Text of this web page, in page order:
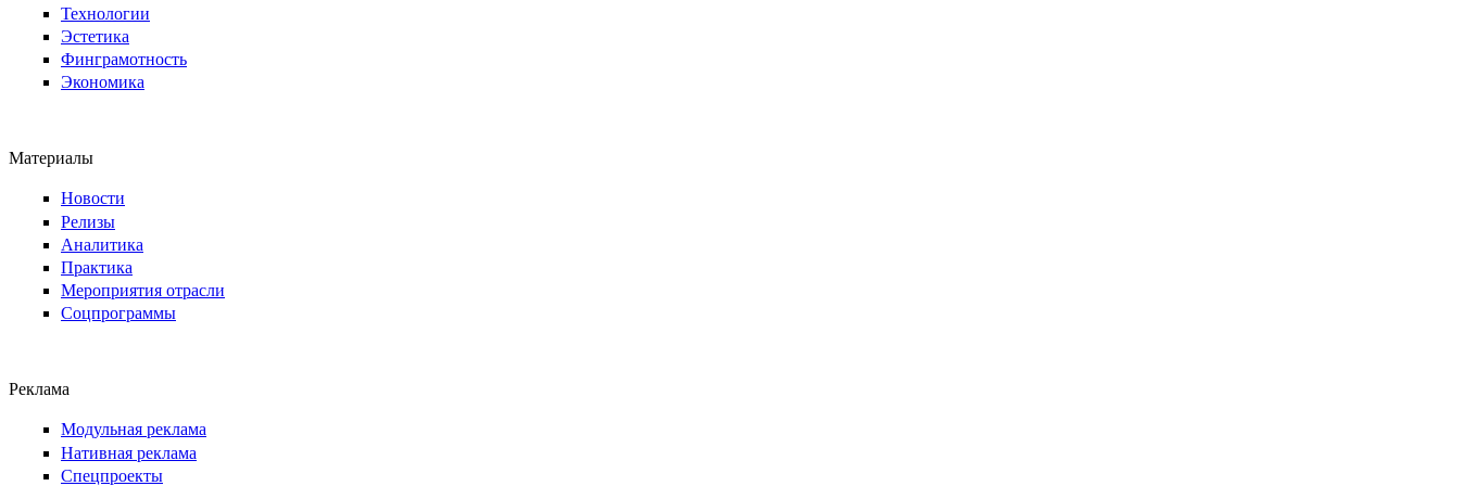
Технологии
Эстетика
Финграмотность
Экономика
Материалы
Новости
Релизы
Аналитика
Практика
Мероприятия отрасли
Соцпрограммы
Реклама
Модульная реклама
Нативная реклама
Спецпроекты